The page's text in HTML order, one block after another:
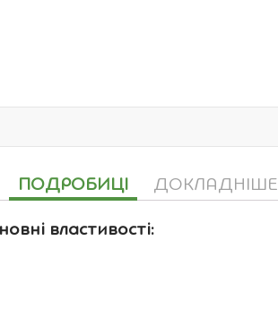
ПОДРОБИЦІ
властивості:
ДОКЛАДНІШЕ